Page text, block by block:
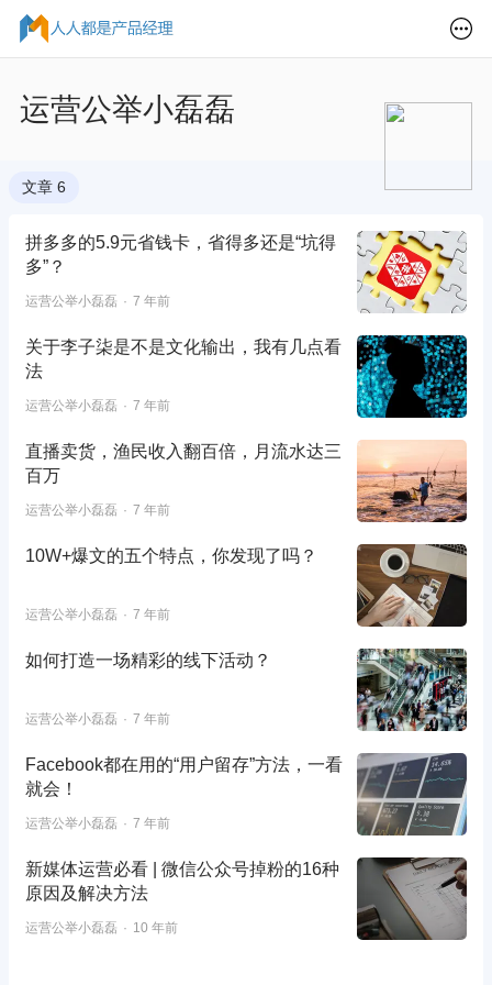
运营公举小磊磊
文章 6
拼多多的5.9元省钱卡，省得多还是“坑得
多”？
运营公举小磊磊 7 年前
关于李子柒是不是文化输出，我有几点看
法
运营公举小磊磊 7 年前
直播卖货，渔民收入翻百倍，月流水达三
百万
运营公举小磊磊 7 年前
10W+爆文的五个特点，你发现了吗？
运营公举小磊磊 7 年前
如何打造一场精彩的线下活动？
运营公举小磊磊 7 年前
Facebook都在用的“用户留存”方法，一看
就会！
运营公举小磊磊 7 年前
新媒体运营必看 | 微信公众号掉粉的16种
原因及解决方法
运营公举小磊磊 10 年前